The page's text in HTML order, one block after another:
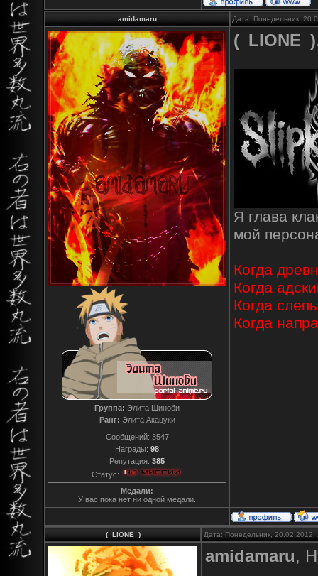
amidamaru Дата: Понедельник,
Группа: Элита Шиноби
Ранг: Элита Акацуки
Сообщений: 3547
Награды: 98
Репутация: 385
Статус:
Медали:
У вас пока нет ни одной медали.
(_LIONE_)
Я глава
мой
Когда
Когда
Когда
Когда
(_LIONE_) Дата: Понедельник,
amidamaru,